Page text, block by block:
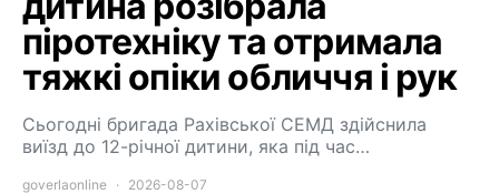
піротехніку та отримала
тяжкі опіки обличчя і рук
Сьогодні бригада Рахівської СЕМД здійснила
виїзд до 12-річної дитини, яка під час…
goverlaonline 2026-08-07